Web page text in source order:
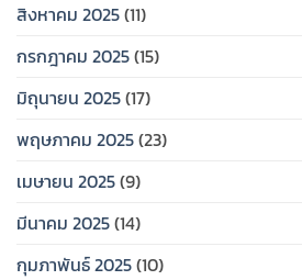
สิงหาคม 2025(11)
กรกฎาคม 2025(15)
มิถุนายน 2025(17)
พฤษภาคม 2025(23)
เมษายน 2025(9)
มีนาคม 2025(14)
กุมภาพันธ์ 2025(10)